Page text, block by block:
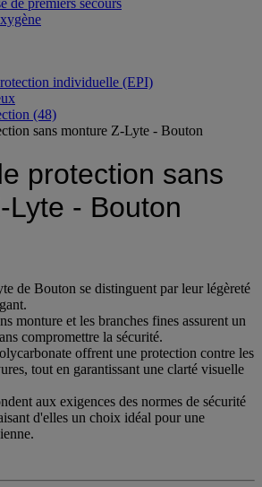
individuelle (EPI)
(48)
sans monture Z-Lyte - Bouton
protection sans
Lyte - Bouton
de Bouton se distinguent par leur légèreté
monture et les branches fines assurent un
compromettre la sécurité.
offrent une protection contre les
tout en garantissant une clarté visuelle
aux exigences des normes de sécurité
d'elles un choix idéal pour une